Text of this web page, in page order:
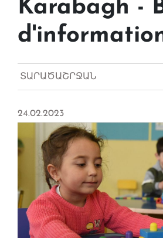
Karabagh -
ՏԱՐԱԾԱՇՐՋԱՆ
24.02.2023